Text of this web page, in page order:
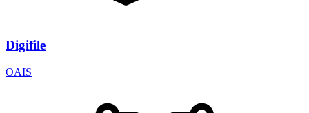
Digifile
OAIS